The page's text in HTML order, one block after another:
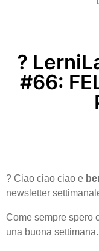
?️
#66:
? Ciao ciao ciao e
newsletter
Come sempre spero
una buona settimana.